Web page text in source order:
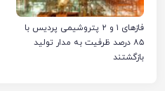
فازهای ۱ و ۲ پتروشیمی پردیس با
۸۵ درصد ظرفیت به مدار تولید
بازگشتند